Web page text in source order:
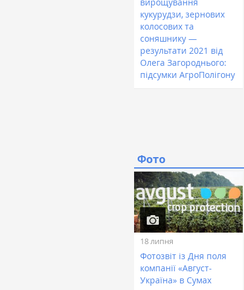
кукурудзи, зернових
колосових та
соняшнику —
результати 2021 від
Олега Загороднього:
підсумки АгроПолігону
Фото
18 липня
Фотозвіт із Дня поля
компанії «Август-
Україна» в Сумах